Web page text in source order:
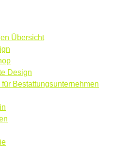
Übersicht
Design
für Bestattungsunternehmen